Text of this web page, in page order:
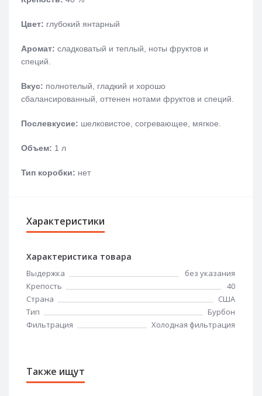
Цвет: глубокий янтарный
Аромат: сладковатый и теплый, ноты фруктов и
специй.
Вкус: полнотелый, гладкий и хорошо
сбалансированный, оттенен нотами фруктов и специй.
Послевкусие: шелковистое, согревающее, мягкое.
Объем: 1 л
Тип коробки: нет
Характеристики
Характеристика товара
Выдержка
без указания
Крепость
40
Страна
США
Тип
Бурбон
Фильтрация
Холодная фильтрация
Также ищут